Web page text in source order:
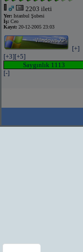
2203 ileti
Yer: Istanbul Şubesi
İş: Ceo
Kayıt: 20-12-2005 23:03
[+]
[+3][+5]
Saygınlık 1113
[-]